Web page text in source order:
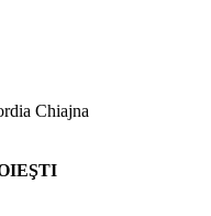
Chiajna